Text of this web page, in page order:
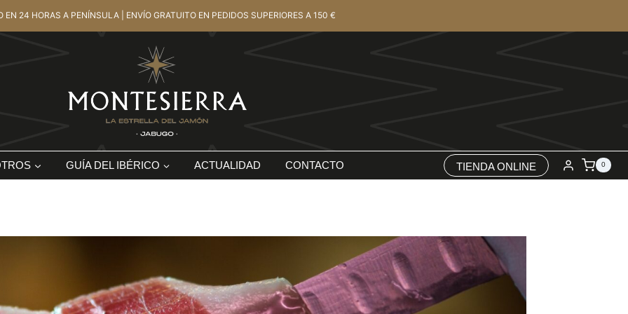
EN 24 HORAS A PENÍNSULA | ENVÍO GRATUITO EN PEDIDOS SUPERIORES A 150 €
GUÍA DEL IBÉRICO ACTUALIDAD CONTACTO TIENDA ONLINE 0